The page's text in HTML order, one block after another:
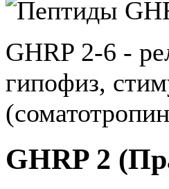
GHRP 2-6 -
гипофиз,
GHRP 2